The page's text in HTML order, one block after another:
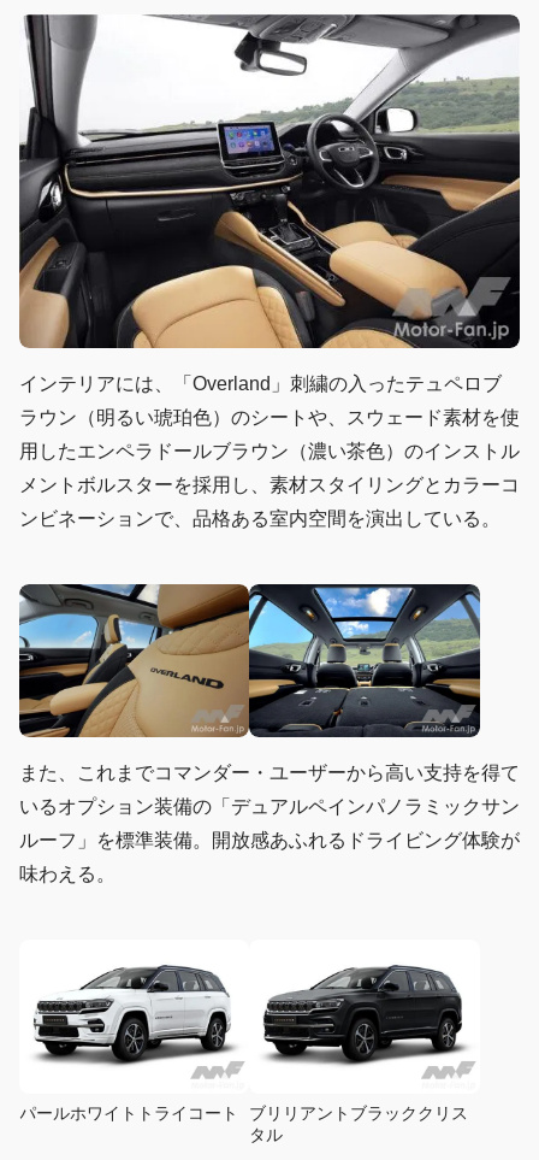
インテリアには、「Overland」刺繍の入ったテュペロブ
ラウン（明るい琥珀色）のシートや、スウェード素材を使
用したエンペラドールブラウン（濃い茶色）のインストル
メントボルスターを採用し、素材スタイリングとカラーコ
ンビネーションで、品格ある室内空間を演出している。
また、これまでコマンダー・ユーザーから高い支持を得て
いるオプション装備の「デュアルペインパノラミックサン
ルーフ」を標準装備。開放感あふれるドライビング体験が
味わえる。
パールホワイトトライコート
ブリリアントブラッククリス
タル